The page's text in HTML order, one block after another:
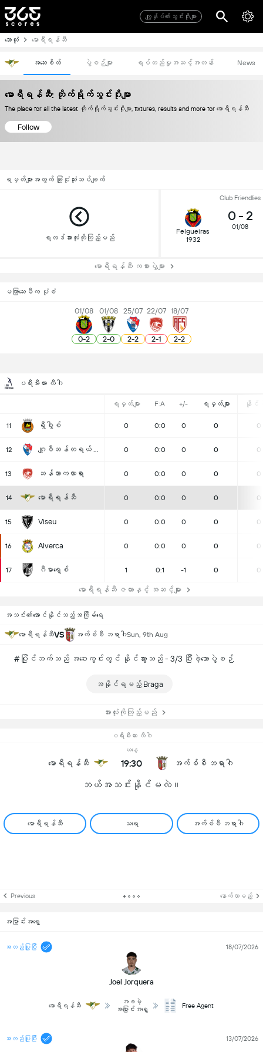
ကျွုန်ုပ်၏သွင်းဂိုးများ
ဘောလုံး မောရီရန်ဆီ
အသေးစိတ် ပွဲစဉ်များ ရပ်တည်မှုအဆင့်အတန်း News
မောရီရန်ဆီ: တိုက်ရိုက်သွင်းဂိုးမျာ
The place for all the latest တိုက်ရိုက်သွင်းဂိုးမျာ, fixtures, results and more for မောရီရန်ဆီ
Follow
ရမှတ်များအတွက် ခြုံငုံသုံးသပ်ချက်
ရလဒ်အားလုံးကိုကြည့်မည်
Club Friendlies
Felgueiras
1932
0- 2
01/08
မောရီရန်ဆီ ကစားပွဲများ
မကြာသေးမီက ပုံစံ
01/08
0-2
01/08
2-0
25/07
2-2
22/07
2-1
18/07
2-2
ပရီးမီးယား လီဂါ
ရမှတ်များ F:A +/- ရမှတ်များ နိုင်ပွဲ
11 ရှီဝွါစ် 0 0:0 0 0 0
12 ဂျူဗီဆန်တရယ် အက်ဖ်စီ 0 0:0 0 0 0
13 ဆန်တာကလာရာ 0 0:0 0 0 0
14 မောရီရန်ဆီ 0 0:0 0 0 0
15 Viseu 0 0:0 0 0 0
16 Alverca 0 0:0 0 0 0
17 ဂီမာရေ့စ် 1 0:1 -1 0 0
မောရီရန်ဆီ ဇယားနှင့် အဆင့်များ
အသင်း၏အောင်နိုင်သည့်အကြိမ်ရေ
မောရီရန်ဆီVS အက်စ်စီ ဘရာဂါSun, 9th Aug
#ပြိုင်ဘက်သည် အဝေးကွင်းတွင် နိုင်သွားသည် - 3/3 ပြီးခဲ့သောပွဲစဉ်
အနိုင်ရမည့် Braga
အားလုံးကိုကြည့်မည်
ပရီးမီးယား လီဂါ
မောရီရန်ဆီ
ယနေ့
19:30 အက်စ်စီ ဘရာဂါ
ဘယ်အသင်းနိုင်မလဲ။
မောရီရန်ဆီ သရေ အက်စ်စီ ဘရာဂါ
Previous နောက်လာမည့်
အပြာင်းအရွေ့
အတည်ပြုပြီး
Joel Jorquera
18/07/2026
မောရီရန်ဆီ
အခမဲ့
အပြောင်းအရွှေ့
Free Agent
အတည်ပြုပြီး 13/07/2026